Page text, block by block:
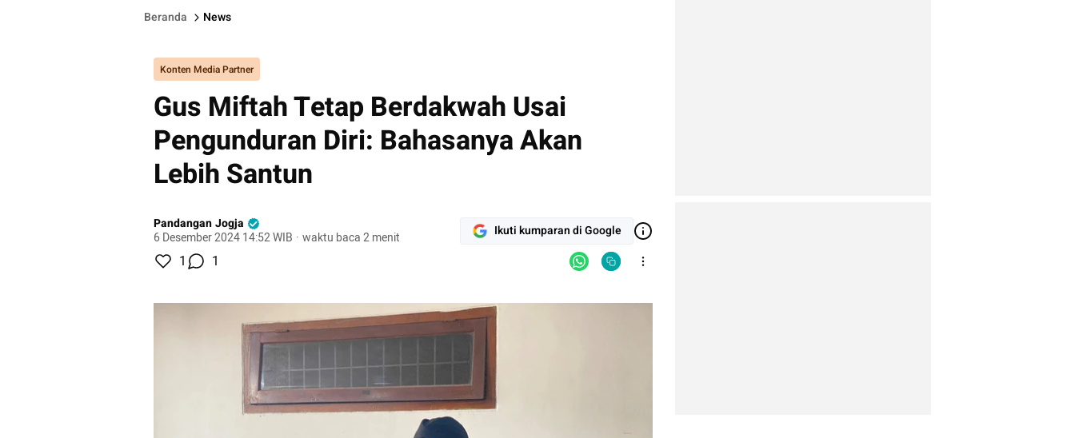
Beranda News
Konten Media Partner
Gus Miftah Tetap Berdakwah Usai
Pengunduran Diri: Bahasanya Akan
Lebih Santun
Pandangan Jogja
6 Desember 2024 14:52 WIB · waktu baca 2 menit Ikuti kumparan di Google
1 1